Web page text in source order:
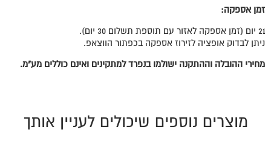
זמן אספקה:
21 יום (זמן אספקה לאזור עם תוספת תשלום 30 יום).
ניתן לבדוק אופציה לזירוז אספקה בכפתור הווצאפ.
מחירי ההובלה וההתקנה ישולמו בנפרד למתקינים ואינם כוללים מע"מ.
מוצרים נוספים שיכולים לעניין אותך